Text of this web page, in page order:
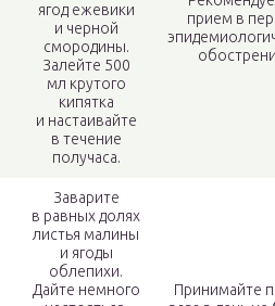
ягод ежевики
и черной
смородины.
Залейте 500
мл крутого
кипятка
и настаивайте
в течение
получаса.
прием в
Заварите
в равных долях
листья малины
и ягоды
облепихи.
Дайте немного
Принимайте